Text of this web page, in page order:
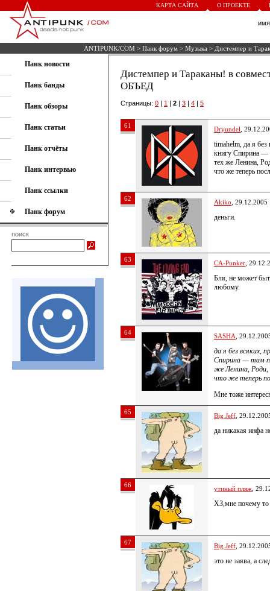
КАРТА САЙТА О ПРОЕКТЕ
ANTIPUNK/COM > Панк форум > Музыка > Дистемпер и
Панк новости
Панк банды
Панк обзоры
Панк статьи
Панк отчёты
Панк интервью
Панк ссылки
Панк форум
поиск
Дистемпер и Тараканы! в
ОБЪЕД
Страницы: 0 | 1 | 2 | 3 | 4 | 5
61 Dryundel ,
timahelm, да я
книгу Спирина —
тех же Ленина,
что же теперь
62 Akiko ,
деньги.
63 CA-Punker ,
Бля, не может
любому.
64 SASHA ,
да я без всяких,
Спирина — там
же Ленина,
что же теперь
Мне тоже
65 Big Jeff ,
да никакая инфа
66 утиный пляж ,
ХЗ,мне почему то
67 Big Jeff ,
это не заява, а